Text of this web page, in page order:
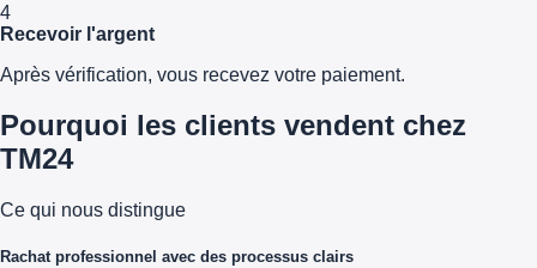
4
Recevoir l'argent
Après vérification, vous recevez votre paiement.
Pourquoi les clients vendent chez
TM24
Ce qui nous distingue
Rachat professionnel avec des processus clairs